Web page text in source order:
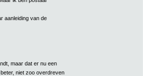
aanleiding van de
maar dat er nu een
niet zoo overdreven